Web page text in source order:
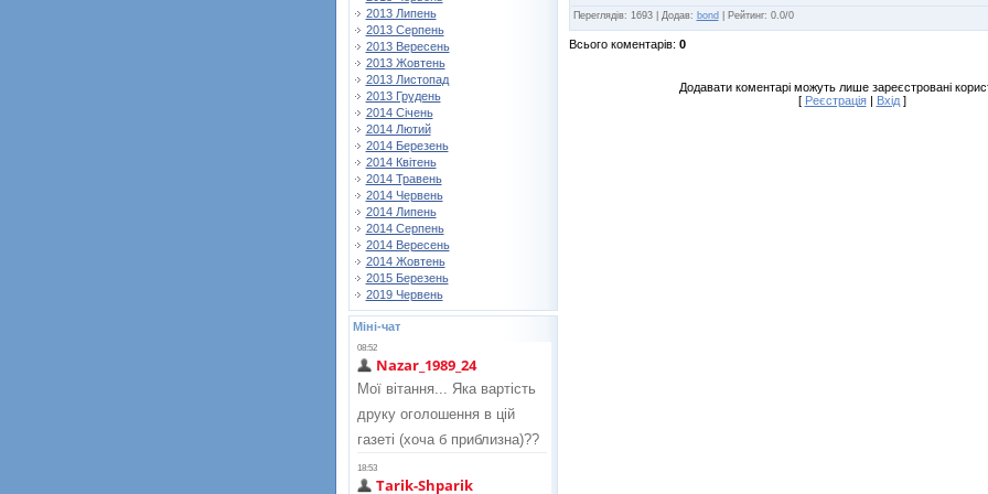
2013 Липень
2013 Серпень
2013 Вересень
2013 Жовтень
2013 Листопад
2013 Грудень
2014 Січень
2014 Лютий
2014 Березень
2014 Квітень
2014 Травень
2014 Червень
2014 Липень
2014 Серпень
2014 Вересень
2014 Жовтень
2015 Березень
2019 Червень
Міні-чат
Переглядів: 1693| Додав: bond Рейтинг: 0.0/0
Всього коментарів: 0
Додавати коментарі можуть лише зареєстровані
[ Реєстрація| Вхід]